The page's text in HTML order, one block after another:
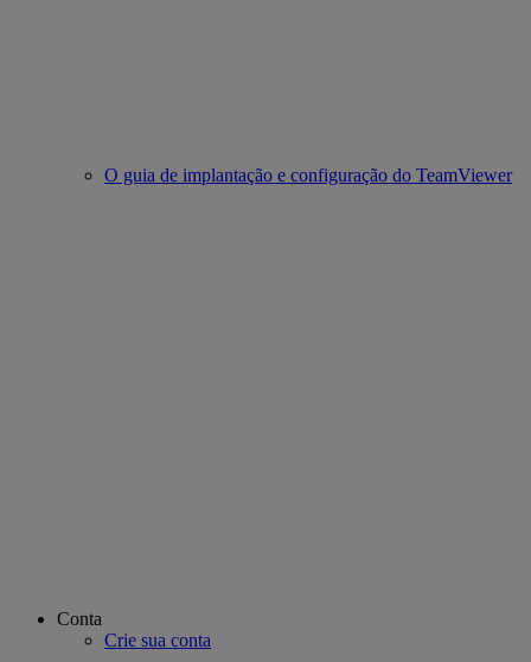
O guia de implantação e configuração do TeamViewer
Conta
Crie sua conta